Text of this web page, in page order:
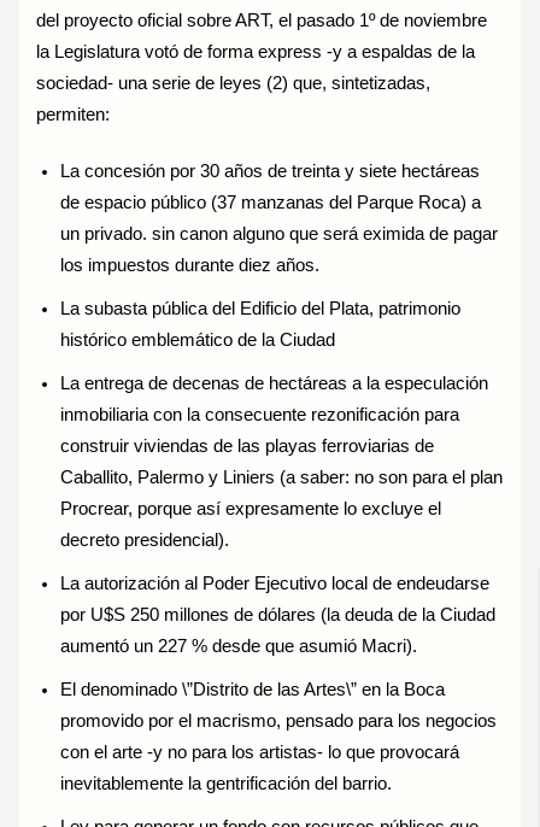
del proyecto oficial sobre ART, el pasado 1º de noviembre
la Legislatura votó de forma express -y a espaldas de la
sociedad- una serie de leyes (2) que, sintetizadas,
permiten:
La concesión por 30 años de treinta y siete hectáreas
de espacio público (37 manzanas del Parque Roca) a
un privado. sin canon alguno que será eximida de pagar
los impuestos durante diez años.
La subasta pública del Edificio del Plata, patrimonio
histórico emblemático de la Ciudad
La entrega de decenas de hectáreas a la especulación
inmobiliaria con la consecuente rezonificación para
construir viviendas de las playas ferroviarias de
Caballito, Palermo y Liniers (a saber: no son para el plan
Procrear, porque así expresamente lo excluye el
decreto presidencial).
La autorización al Poder Ejecutivo local de endeudarse
por U$S 250 millones de dólares (la deuda de la Ciudad
aumentó un 227 % desde que asumió Macri).
El denominado \”Distrito de las Artes\” en la Boca
promovido por el macrismo, pensado para los negocios
con el arte -y no para los artistas- lo que provocará
inevitablemente la gentrificación del barrio.